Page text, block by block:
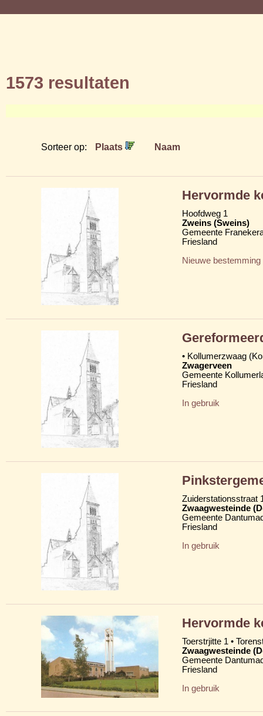
1573 resultaten
Sorteer op: Plaats Naam
Hervormde
Hoofdweg 1
Zweins (Sweins)
Gemeente
Friesland
Nieuwe bestemming
• Kollumerzwaag
Zwagerveen
Gemeente
Friesland
In gebruik
Zuiderstationsstraat
Zwaagwesteinde
Gemeente
Friesland
In gebruik
Hervormde
Toerstrjitte 1 •
Zwaagwesteinde
Gemeente
Friesland
In gebruik